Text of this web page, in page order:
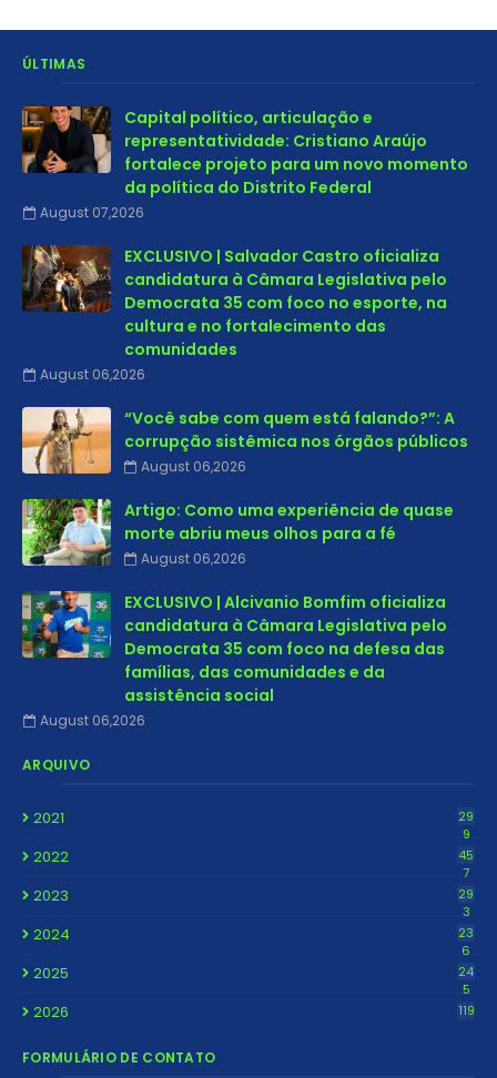
ÚLTIMAS
Capital político, articulação e
representatividade: Cristiano Araújo
fortalece projeto para um novo momento
da política do Distrito Federal
August 07,2026
EXCLUSIVO | Salvador Castro oficializa
candidatura à Câmara Legislativa pelo
Democrata 35 com foco no esporte, na
cultura e no fortalecimento das
comunidades
August 06,2026
“Você sabe com quem está falando?”: A
corrupção sistêmica nos órgãos públicos
August 06,2026
Artigo: Como uma experiência de quase
morte abriu meus olhos para a fé
August 06,2026
EXCLUSIVO | Alcivanio Bomfim oficializa
candidatura à Câmara Legislativa pelo
Democrata 35 com foco na defesa das
famílias, das comunidades e da
assistência social
August 06,2026
ARQUIVO
2021
29
9
2022
45
7
2023
29
3
2024
23
6
2025
24
5
2026 119
FORMULÁRIO DE CONTATO